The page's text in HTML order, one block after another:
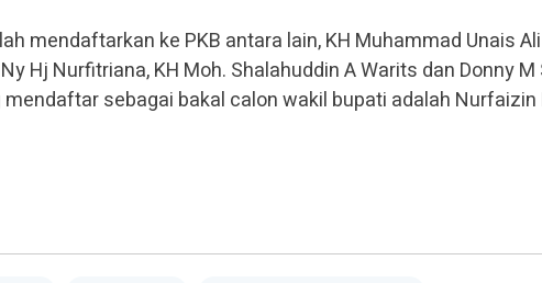
mendaftarkan ke PKB antara lain, KH Muhammad Unais Ali
Hj Nurfitriana, KH Moh. Shalahuddin A Warits dan Donny M
sebagai bakal calon wakil bupati adalah Nurfaizin